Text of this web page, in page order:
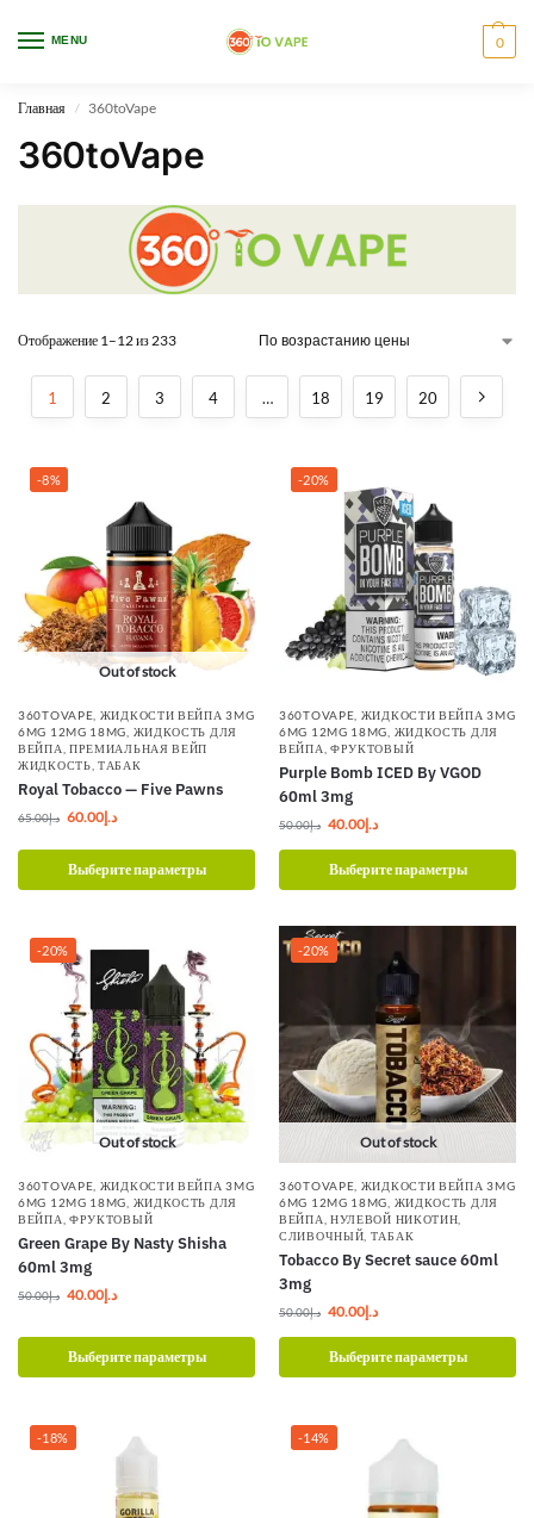
MENU 0
WARNING: This product contains nicotine. Nicotine is an addictive chemical.
Only for adults, MINORS are prohibited from buying e-cig.
Главная / 360toVape
360toVape
Отображение 1–12 из 233
1 2 3 4 … 18 19 20
-8%
Out of stock
360TOVAPE ЖИДКОСТИ ВЕЙПА 3MG
6MG 12MG 18MG ЖИДКОСТЬ ДЛЯ
ВЕЙПА ПРЕМИАЛЬНАЯ ВЕЙП
ЖИДКОСТЬ ,ТАБАК
Royal Tobacco — Five Pawns
د.إ65.00 د.إ60.00
Выберите параметры
-20%
360TOVAPE ЖИДКОСТИ ВЕЙПА 3MG
6MG 12MG 18MG ЖИДКОСТЬ ДЛЯ
ВЕЙПА ФРУКТОВЫЙ
Purple Bomb ICED By VGOD
60ml 3mg
د.إ50.00 د.إ40.00
Выберите параметры
-20%
Out of stock
360TOVAPE ЖИДКОСТИ ВЕЙПА 3MG
6MG 12MG 18MG ЖИДКОСТЬ ДЛЯ
ВЕЙПА ФРУКТОВЫЙ
Green Grape By Nasty Shisha
60ml 3mg
د.إ50.00 د.إ40.00
Выберите параметры
-20%
Out of stock
360TOVAPE ЖИДКОСТИ ВЕЙПА 3MG
6MG 12MG 18MG ЖИДКОСТЬ ДЛЯ
ВЕЙПА НУЛЕВОЙ НИКОТИН
СЛИВОЧНЫЙ ТАБАК
Tobacco By Secret sauce 60ml
3mg
د.إ50.00 د.إ40.00
Выберите параметры
-18% -14%